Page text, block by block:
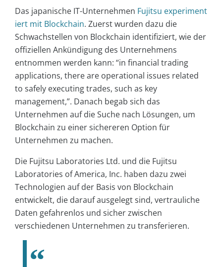
Das japanische IT-Unternehmen Fujitsu experiment
iert mit Blockchain. Zuerst wurden dazu die
Schwachstellen von Blockchain identifiziert, wie der
offiziellen Ankündigung des Unternehmens
entnommen werden kann: “in financial trading
applications, there are operational issues related
to safely executing trades, such as key
management,”. Danach begab sich das
Unternehmen auf die Suche nach Lösungen, um
Blockchain zu einer sichereren Option für
Unternehmen zu machen.
Die Fujitsu Laboratories Ltd. und die Fujitsu
Laboratories of America, Inc. haben dazu zwei
Technologien auf der Basis von Blockchain
entwickelt, die darauf ausgelegt sind, vertrauliche
Daten gefahrenlos und sicher zwischen
verschiedenen Unternehmen zu transferieren.